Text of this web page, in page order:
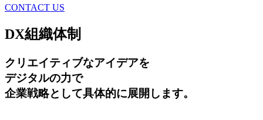
CONTACT US
DX組織体制
クリエイティブなアイデアを
デジタルの力で
企業戦略として具体的に展開します。